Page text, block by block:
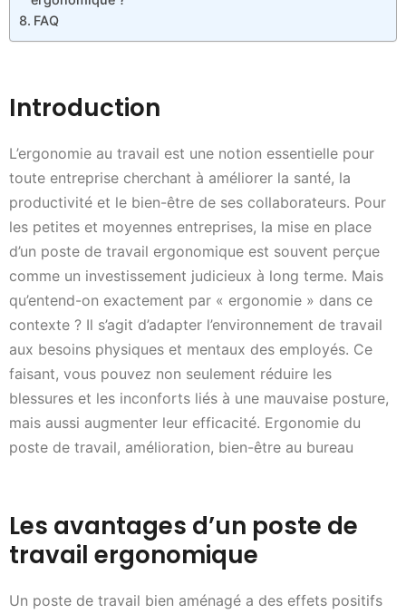
FAQ
Introduction
L’ergonomie au travail est une notion essentielle pour
toute entreprise cherchant à améliorer la santé, la
productivité et le bien-être de ses collaborateurs. Pour
les petites et moyennes entreprises, la mise en place
d’un poste de travail ergonomique est souvent perçue
comme un investissement judicieux à long terme. Mais
qu’entend-on exactement par « ergonomie » dans ce
contexte ? Il s’agit d’adapter l’environnement de travail
aux besoins physiques et mentaux des employés. Ce
faisant, vous pouvez non seulement réduire les
blessures et les inconforts liés à une mauvaise posture,
mais aussi augmenter leur efficacité. Ergonomie du
poste de travail, amélioration, bien-être au bureau
Les avantages d’un poste de
travail ergonomique
Un poste de travail bien aménagé a des effets positifs